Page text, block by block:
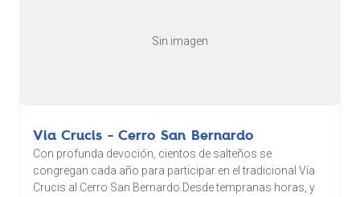
Sin imagen
Via Crucis - Cerro San Bernardo
Con profunda devoción, cientos de salteños se
congregan cada año para participar en el tradicional Vía
Crucis al Cerro San Bernardo.Desde tempranas horas, y